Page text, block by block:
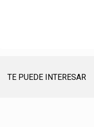
TE PUEDE INTERESAR